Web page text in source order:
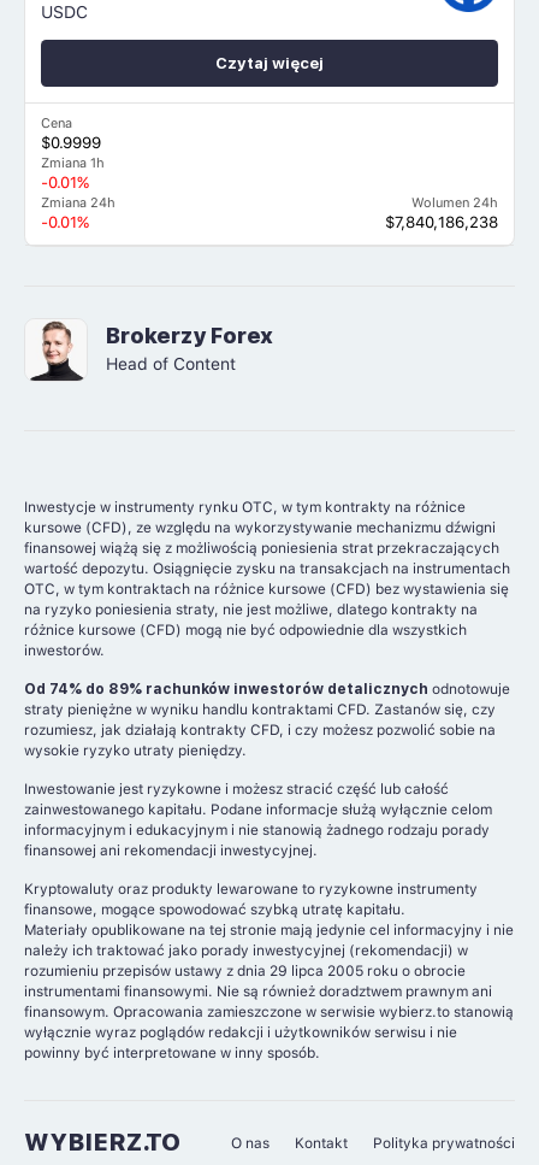
USDC
Cena
$0.9999
Zmiana 1h
-0.01%
Zmiana 24h
-0.01%
Wolumen 24h
$7,840,186,238
Czytaj więcej
Brokerzy Forex
Head of Content
Inwestycje w instrumenty rynku OTC, w tym kontrakty na różnice
kursowe (CFD), ze względu na wykorzystywanie mechanizmu dźwigni
finansowej wiążą się z możliwością poniesienia strat przekraczających
wartość depozytu. Osiągnięcie zysku na transakcjach na instrumentach
OTC, w tym kontraktach na różnice kursowe (CFD) bez wystawienia się
na ryzyko poniesienia straty, nie jest możliwe, dlatego kontrakty na
różnice kursowe (CFD) mogą nie być odpowiednie dla wszystkich
inwestorów.
Od 74% do 89% rachunków inwestorów detalicznych odnotowuje
straty pieniężne w wyniku handlu kontraktami CFD. Zastanów się, czy
rozumiesz, jak działają kontrakty CFD, i czy możesz pozwolić sobie na
wysokie ryzyko utraty pieniędzy.
Inwestowanie jest ryzykowne i możesz stracić część lub całość
zainwestowanego kapitału. Podane informacje służą wyłącznie celom
informacyjnym i edukacyjnym i nie stanowią żadnego rodzaju porady
finansowej ani rekomendacji inwestycyjnej.
Kryptowaluty oraz produkty lewarowane to ryzykowne instrumenty
finansowe, mogące spowodować szybką utratę kapitału.
Materiały opublikowane na tej stronie mają jedynie cel informacyjny i nie
należy ich traktować jako porady inwestycyjnej (rekomendacji) w
rozumieniu przepisów ustawy z dnia 29 lipca 2005 roku o obrocie
instrumentami finansowymi. Nie są również doradztwem prawnym ani
finansowym. Opracowania zamieszczone w serwisie wybierz.to stanowią
wyłącznie wyraz poglądów redakcji i użytkowników serwisu i nie
powinny być interpretowane w inny sposób.
WYBIERZ.TO O nas Kontakt Polityka prywatności